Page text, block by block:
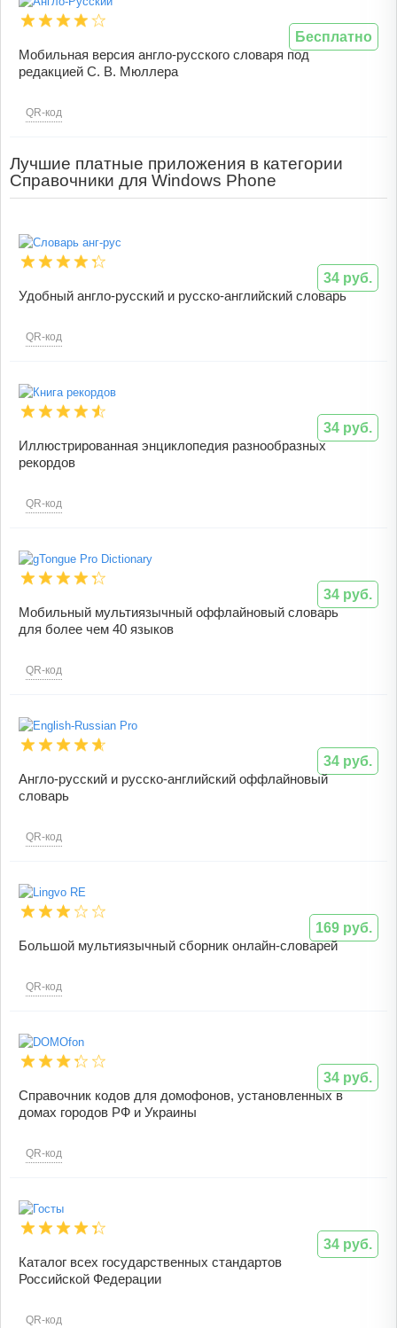
Мобильная версия англо-русского словаря под
редакцией С. В. Мюллера
QR-код
Бесплатно
Лучшие платные приложения в категории
Справочники для Windows Phone
Удобный англо-русский и русско-английский словарь
QR-код
34 руб.
Иллюстрированная энциклопедия разнообразных
рекордов
QR-код
34 руб.
Мобильный мультиязычный оффлайновый словарь
для более чем 40 языков
QR-код
34 руб.
Англо-русский и русско-английский оффлайновый
словарь
QR-код
34 руб.
Большой мультиязычный сборник онлайн-словарей
QR-код
169 руб.
Справочник кодов для домофонов, установленных в
домах городов РФ и Украины
QR-код
34 руб.
Каталог всех государственных стандартов
Российской Федерации
QR-код
34 руб.